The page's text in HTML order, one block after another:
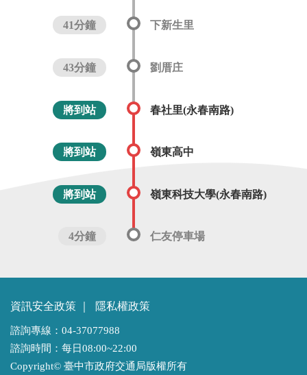
41分鐘 下新生里
43分鐘 劉厝庄
將到站 春社里(永春南路)
將到站 嶺東高中
將到站 嶺東科技大學(永春南路)
4分鐘 仁友停車場
資訊安全政策 隱私權政策
諮詢專線：04-37077988
諮詢時間：每日08:00~22:00
Copyright© 臺中市政府交通局版權所有